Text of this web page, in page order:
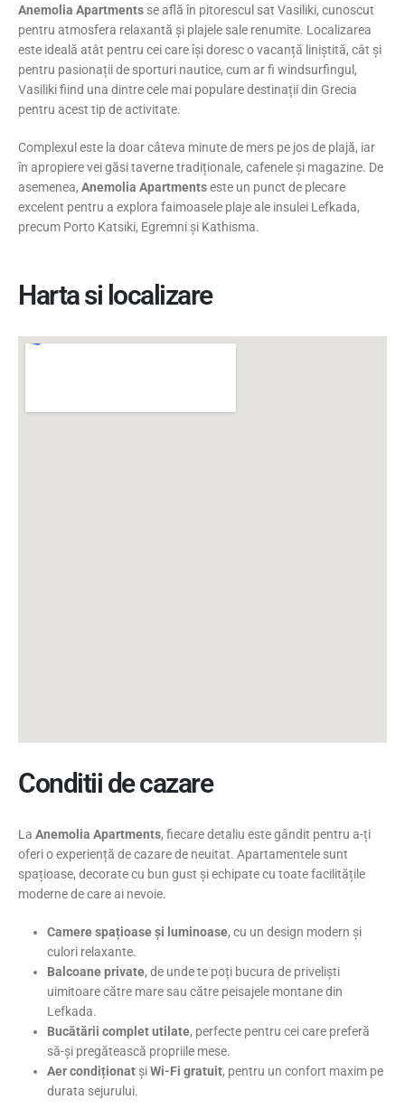
Anemolia Apartments se află în pitorescul sat Vasiliki, cunoscut
pentru atmosfera relaxantă și plajele sale renumite. Localizarea
este ideală atât pentru cei care își doresc o vacanță liniștită, cât și
pentru pasionații de sporturi nautice, cum ar fi windsurfingul,
Vasiliki fiind una dintre cele mai populare destinații din Grecia
pentru acest tip de activitate.
Complexul este la doar câteva minute de mers pe jos de plajă, iar
în apropiere vei găsi taverne tradiționale, cafenele și magazine. De
asemenea, Anemolia Apartmentseste un punct de plecare
excelent pentru a explora faimoasele plaje ale insulei Lefkada,
precum Porto Katsiki, Egremni și Kathisma.
Harta si localizare
Conditii de cazare
La Anemolia Apartments, fiecare detaliu este gândit pentru a-ți
oferi o experiență de cazare de neuitat. Apartamentele sunt
spațioase, decorate cu bun gust și echipate cu toate facilitățile
moderne de care ai nevoie.
Camere spațioase și luminoase, cu un design modern și
culori relaxante.
Balcoane private, de unde te poți bucura de priveliști
uimitoare către mare sau către peisajele montane din
Lefkada.
Bucătării complet utilate, perfecte pentru cei care preferă
să-și pregătească propriile mese.
Aer condiționat șiWi-Fi gratuit, pentru un confort maxim pe
durata sejurului.